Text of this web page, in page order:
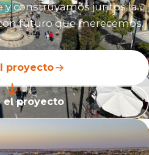
y construyamos juntos la
futuro que merecemos.
proyecto
el proyecto